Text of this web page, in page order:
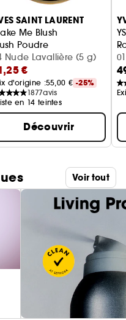
& note de fraise
SAINT LAURENT
Me Blush
Poudre
Nude Lavallière (5 g)
€
d'origine :55,00 € -25%
1877avis
en 14 teintes
Découvrir
Voir tout